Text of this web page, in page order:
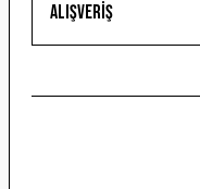
Alışveriş